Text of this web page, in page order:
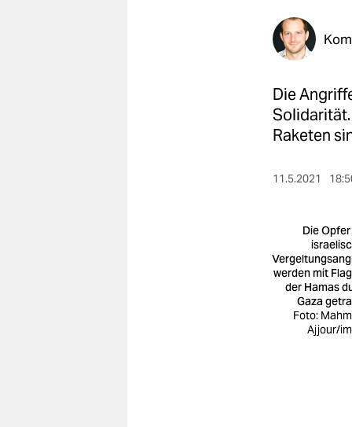
Die
Raketen
11.5.2021
Die
werden mit
der Hamas
Gaza
Foto:
Ajjour/